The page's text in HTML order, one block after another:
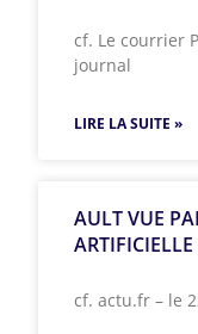
cf. Le courrier
journal
LIRE LA SUITE »
AULT VUE
ARTIFICIELLE
cf. actu.fr – le